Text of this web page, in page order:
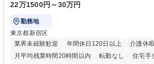
22万1500円～30万円
勤務地
東京都新宿区
業界未経験歓迎
年間休日120日以上
介護休
月平均残業時間20時間以内
転勤なし 住宅手